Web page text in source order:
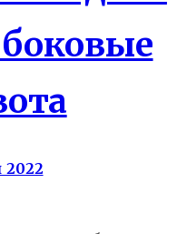
2022